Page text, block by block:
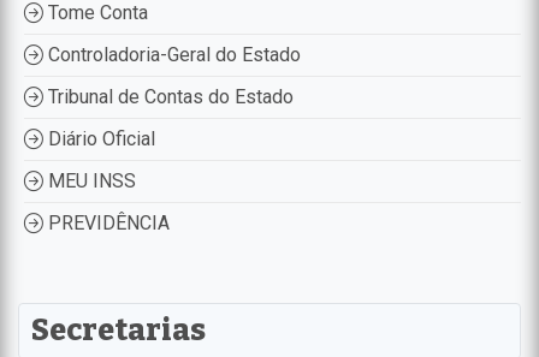
Tome Conta
Controladoria-Geral do Estado
Tribunal de Contas do Estado
Diário Oficial
MEU INSS
PREVIDÊNCIA
Secretarias